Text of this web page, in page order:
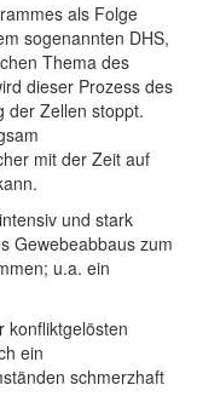
als Folge
sogenannten DHS,
Thema des
dieser Prozess des
der Zellen stoppt.
mit der Zeit auf
und stark
Gewebeabbaus zum
u.a. ein
konfliktgelösten
ein
schmerzhaft